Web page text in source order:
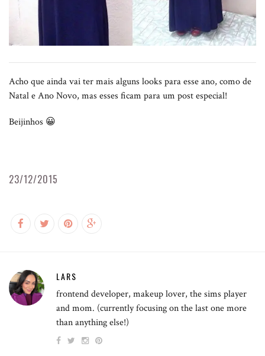
Acho que ainda vai ter mais alguns looks para esse ano, como de
Natal e Ano Novo, mas esses ficam para um post especial!
Beijinhos 😀
23/12/2015
LARS
frontend developer, makeup lover, the sims player
and mom. (currently focusing on the last one more
than anything else!)